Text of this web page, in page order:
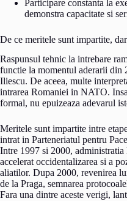
Participare constanta la
demonstra capacitate si
De ce meritele sunt impartite,
Raspunsul tehnic la intrebare
functie la momentul aderarii din
Iliescu. De aceea, multe
intrarea Romaniei in NATO.
formal, nu epuizeaza adevarul
Meritele sunt impartite intre
intrat in Parteneriatul pentru
Intre 1997 si 2000,
accelerat occidentalizarea si a
aliatilor. Dupa 2000, revenirea
de la Praga, semnarea
Fara una dintre aceste verigi,